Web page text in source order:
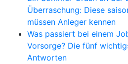
Überraschung: Diese
müssen Anleger kennen
Was passiert bei einem
Vorsorge? Die fünf
Antworten